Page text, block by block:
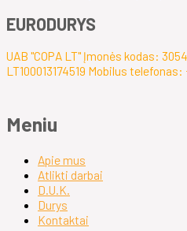
EURODURYS
UAB "COPA LT" Įmonės kodas:
LT100013174519 Mobilus telefonas:
Meniu
Apie mus
Atlikti darbai
D.U.K.
Durys
Kontaktai